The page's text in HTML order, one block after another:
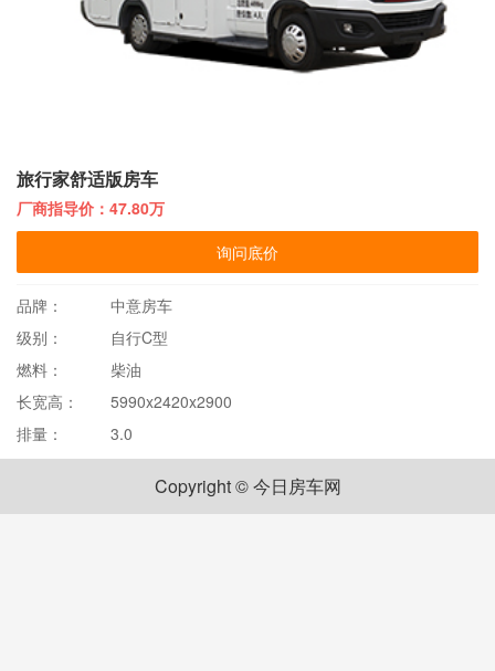
旅行家舒适版房车
厂商指导价：47.80万
询问底价
品牌：
中意房车
级别：
自行C型
燃料：
柴油
长宽高：
5990x2420x2900
排量：
3.0
Copyright © 今日房车网